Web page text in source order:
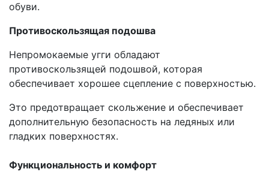
обуви.
Противоскользящая подошва
Непромокаемые угги обладают
противоскользящей подошвой, которая
обеспечивает хорошее сцепление с поверхностью.
Это предотвращает скольжение и обеспечивает
дополнительную безопасность на ледяных или
гладких поверхностях.
Функциональность и комфорт